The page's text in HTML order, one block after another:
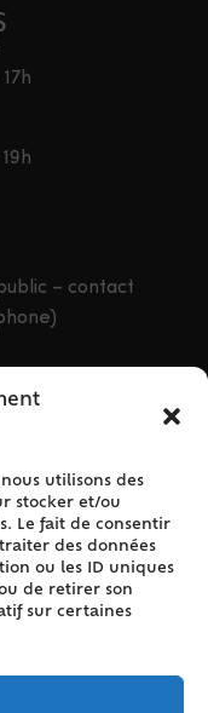
utilisons des
stocker et/ou
Le fait de consentir
des données
ou les ID uniques
de retirer son
sur certaines
– contact